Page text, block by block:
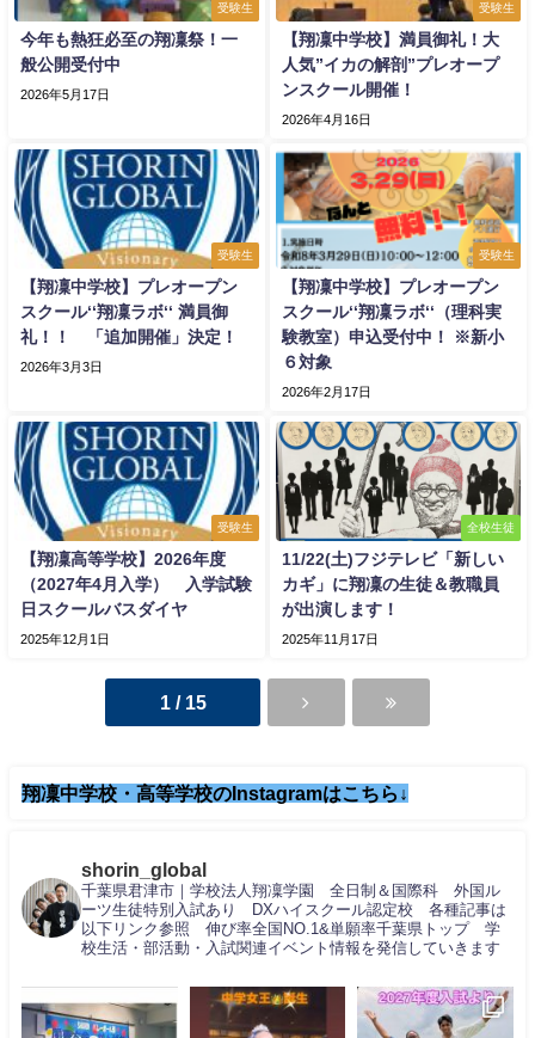
受験生
今年も熱狂必至の翔凜祭！一
般公開受付中
2026年5月17日
受験生
【翔凜中学校】満員御礼！大
人気”イカの解剖”プレオープ
ンスクール開催！
2026年4月16日
受験生
【翔凜中学校】プレオープン
スクール‘‘翔凜ラボ‘‘ 満員御
礼！！ 「追加開催」決定！
2026年3月3日
受験生
【翔凜中学校】プレオープン
スクール‘‘翔凜ラボ‘‘（理科実
験教室）申込受付中！ ※新小
６対象
2026年2月17日
受験生
【翔凜高等学校】2026年度
（2027年4月入学） 入学試験
日スクールバスダイヤ
2025年12月1日
全校生徒
11/22(土)フジテレビ「新しい
カギ」に翔凜の生徒＆教職員
が出演します！
2025年11月17日
1 / 15
翔凜中学校・高等学校のInstagramはこちら↓
shorin_global
千葉県君津市｜学校法人翔凜学園 全日制＆国際科 外国ル
ーツ生徒特別入試あり DXハイスクール認定校 各種記事は
以下リンク参照 伸び率全国NO.1&単願率千葉県トップ 学
校生活・部活動・入試関連イベント情報を発信していきます